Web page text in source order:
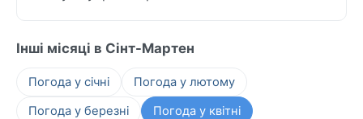
Інші місяці в Сінт-Мартен
Погода у січні
Погода у лютому
Погода у березні
Погода у квітні